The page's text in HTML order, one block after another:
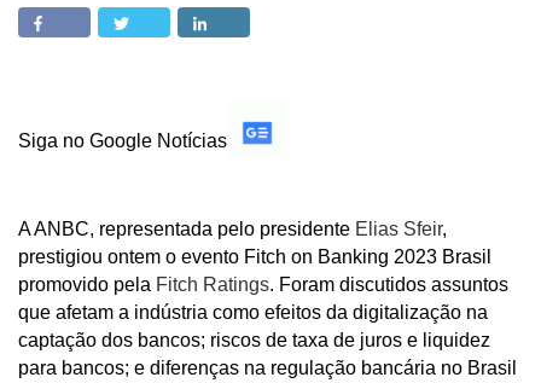
Siga no Google Notícias
A ANBC, representada pelo presidente Elias Sfeir,
prestigiou ontem o evento Fitch on Banking 2023 Brasil
promovido pela Fitch Ratings. Foram discutidos assuntos
que afetam a indústria como efeitos da digitalização na
captação dos bancos; riscos de taxa de juros e liquidez
para bancos; e diferenças na regulação bancária no Brasil